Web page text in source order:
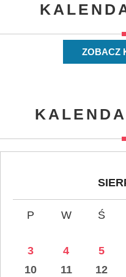
ZOBACZ
P W Ś
3
4 5
10
11 12